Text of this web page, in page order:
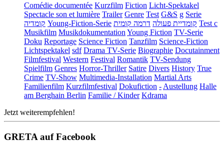
Comédie documentée Kurzfilm Fiction Licht-Spektakel
Spectacle son et lumière Trailer Genre Test G&S g Serie
קומדיה Young-Fiction-Serie קומדיית פעולה דרמה קומית
Test c
Musikfilm Musikdokumentation Young Fiction TV-Serie
Doku Reportage Science Fiction Tanzfilm Science-Fiction
Lichtspektakel sdf Drama TV-Serie Biographie Docutainment
Filmfestival Western Festival Romantik TV-Sendung
Spielfilm Genres Horror-Thriller Satire Divers History True
Crime TV-Show Multimedia-Installation Martial Arts
Familienfilm Kurzfilmfestival Dokufiction - Austellung Halle
am Berghain Berlin Familie / Kinder Kdrama
Jetzt weiterempfehlen!
GRETA auf Facebook